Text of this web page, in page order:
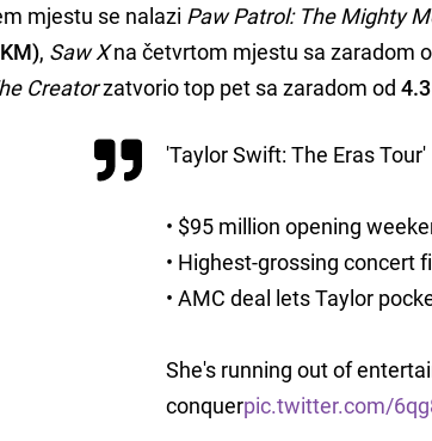
mjestu se nalazi Paw Patrol: The Mighty
, Saw Xna četvrtom mjestu sa zaradom
Creatorzatvorio top pet sa zaradom od
'Taylor Swift: The Eras Tour'
• $95 million opening
• Highest-grossing concert
• AMC deal lets Taylor
She's running out of
conquerpic.twitter.com/